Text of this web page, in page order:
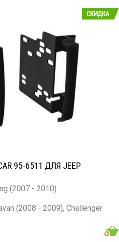
95-6511 ДЛЯ JEEP
(2007 - 2010)
(2008 - 2009), Challenger
- 2010), Dakota (2008 -
(2009 - 2011)